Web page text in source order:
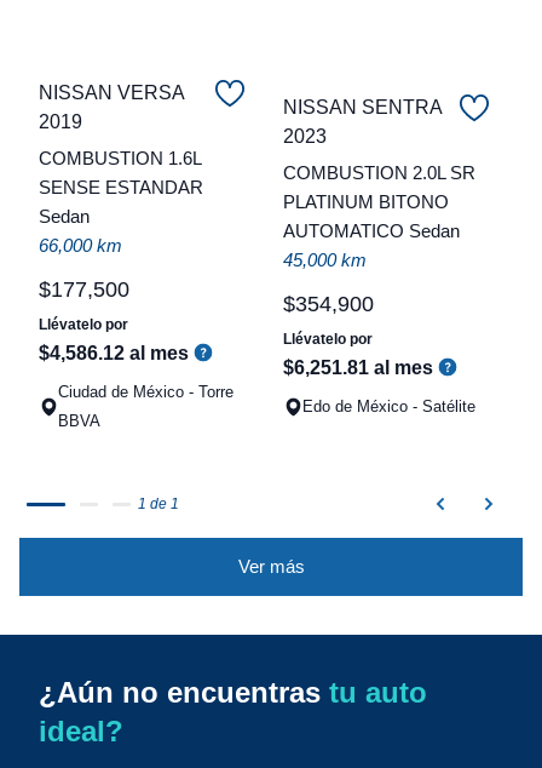
NISSAN VERSA
2019
COMBUSTION 1.6L
SENSE ESTANDAR
Sedan
66,000 km
$177,500
Llévatelo por
$4,586.12 al mes
Ciudad de México - Torre
BBVA
NISSAN SENTRA
2023
COMBUSTION 2.0L SR
PLATINUM BITONO
AUTOMATICO Sedan
45,000 km
$354,900
Llévatelo por
$6,251.81 al mes
Edo de México - Satélite
1 de 1
Ver más
¿Aún no encuentras tu auto
ideal?